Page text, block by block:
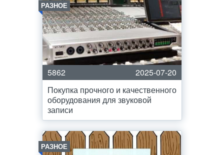
РАЗНОЕ
5862
2025-07-20
Покупка прочного и качественного
оборудования для звуковой
записи
РАЗНОЕ